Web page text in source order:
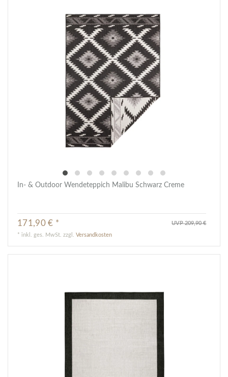
In- & Outdoor Wendeteppich Malibu Schwarz Creme
UVP 209,90 €
171,90 € *
* inkl. ges. MwSt. zzgl.Versandkosten